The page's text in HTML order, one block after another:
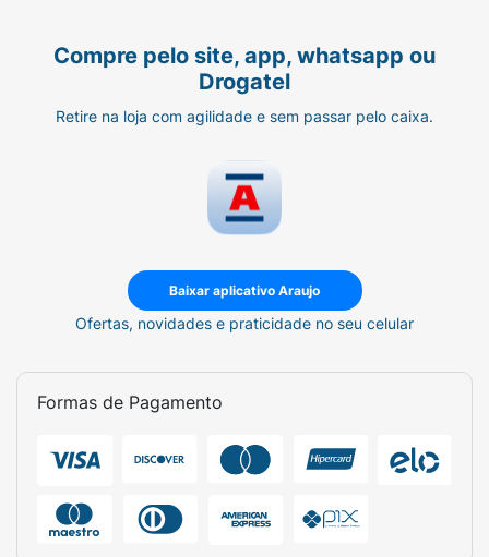
Compre pelo site, app, whatsapp ou
Drogatel
Retire na loja com agilidade e sem passar pelo caixa.
Baixar aplicativo Araujo
Ofertas, novidades e praticidade no seu celular
Formas de Pagamento